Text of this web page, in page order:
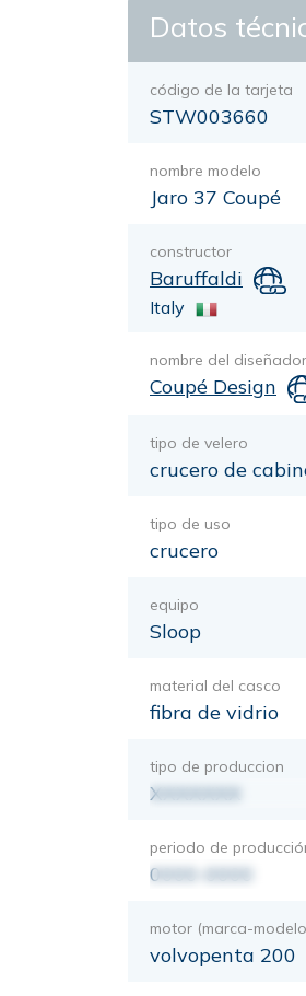
Datos
código de la tarjeta
STW003660
nombre modelo
Jaro 37 Coupé
constructor
Baruffaldi
Italy
nombre del diseñador
Coupé Design
tipo de velero
crucero de
tipo de uso
crucero
equipo
Sloop
material del casco
fibra de vidrio
tipo de produccion
XXXXXXX
periodo de
0000-0000
motor (marca-
volvopenta 200